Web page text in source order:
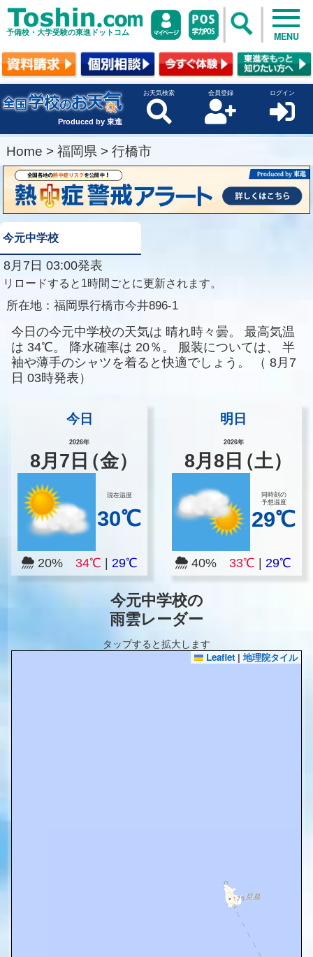
予備校・大学受験の東進ドットコム MENU
Produced by 東進
お天気検索 会員登録 ログイン
Home > 福岡県 > 行橋市
今元中学校
8月7日 03:00発表
リロードすると1時間ごとに更新されます。
所在地： 福岡県行橋市今井896-1
今日の今元中学校の天気は 晴れ時々曇。
最高気温
は 34℃。 降水確率は 20％。 服装については、
半
袖や薄手のシャツを着ると快適でしょう。
（ 8月7
日 03時発表）
今日
2026年
8月 7 日（金）
現在温度
30℃
20% 34℃ 29℃
明日
2026年
8月8 日（土）
同時刻の
予想温度
29℃
40%33℃ |29℃
今元中学校の
雨雲レーダー
タップすると拡大します
Leaflet | 地理院タイル